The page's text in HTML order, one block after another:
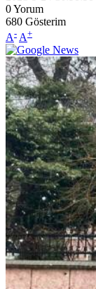
0Yorum
680 Gösterim
A- A+